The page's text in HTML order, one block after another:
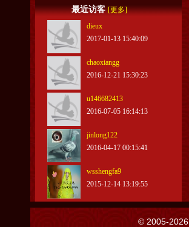
最近访客[更多]
dieux
2017-01-13 15:40:09
chaoxiangg
2016-12-21 15:30:23
u146682413
2016-07-05 16:14:13
jinlong122
2016-04-17 00:15:41
wsshengfa9
2015-12-14 13:19:55
© 2005-2026